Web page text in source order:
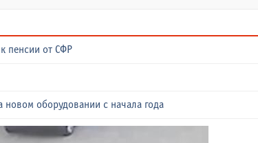
пенсии от СФР
новом оборудовании с начала года